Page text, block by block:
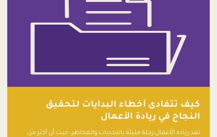
كيف تتفادى أخطاء البدايات لتحقيق
النجاح في ريادة الأعمال
تعد ريادة الأعمال رحلة مليئة بالتحديات والمخاطر، حيث أن أكثر من